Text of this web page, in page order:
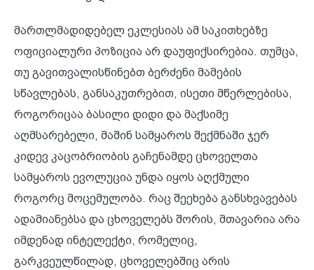
მართლმადიდებელ ეკლესიას ამ საკითხებზე
ოფიციალური პოზიცია არ დაუფიქსირებია. თუმცა,
თუ გავითვალისწინებთ ბერძენი მამების
სწავლებას, განსაკუთრებით, ისეთი მწერლებისა,
როგორიცაა ბასილი დიდი და მაქსიმე
აღმსარებელი, მაშინ სამყაროს შექმნაში ჯერ
კიდევ კაცობრიობის გაჩენამდე ცხოველთა
სამყაროს ევოლუცია უნდა იყოს აღქმული
როგორც მოცემულობა. რაც შეეხება განსხვავებას
ადამიანებსა და ცხოველებს შორის, მთავარია არა
იმდენად ინტელექტი, რომელიც,
გარკვეულწილად, ცხოველებშიც არის